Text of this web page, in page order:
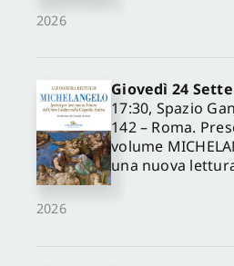
2026
2026
Giovedì 24
17:30, Spazio
142 – Roma.
volume
una nuova